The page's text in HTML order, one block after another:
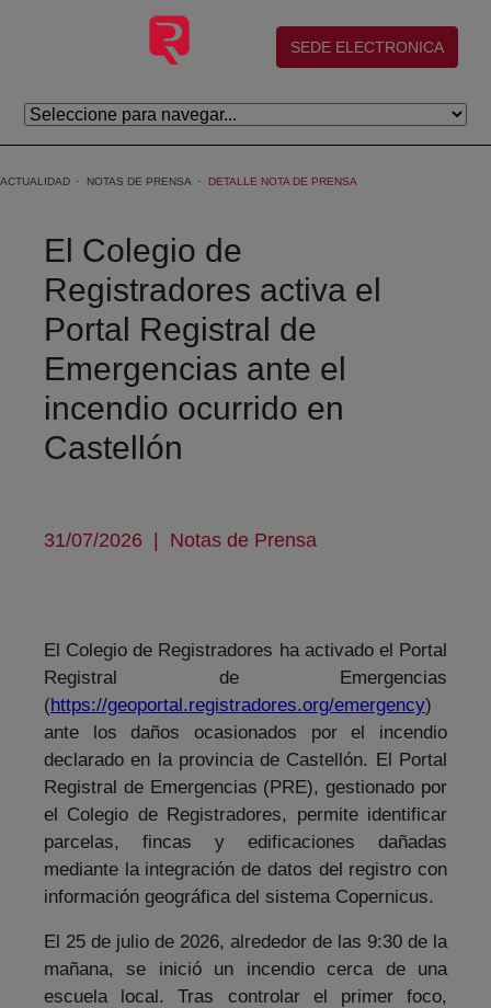
Saltar al contenido principal
(abre en nueva ventana)
SEDE ELECTRONICA
ACTUALIDAD NOTAS DE PRENSA DETALLE NOTA DE PRENSA
El Colegio de
Registradores activa el
Portal Registral de
Emergencias ante el
incendio ocurrido en
Castellón
31/07/2026 | Notas de Prensa
El Colegio de Registradores ha activado el Portal
Registral de Emergencias
(https://geoportal.registradores.org/emergency)
ante los daños ocasionados por el incendio
declarado en la provincia de Castellón. El Portal
Registral de Emergencias (PRE), gestionado por
el Colegio de Registradores, permite identificar
parcelas, fincas y edificaciones dañadas
mediante la integración de datos del registro con
información geográfica del sistema Copernicus.
El 25 de julio de 2026, alrededor de las 9:30 de la
mañana, se inició un incendio cerca de una
escuela local. Tras controlar el primer foco,